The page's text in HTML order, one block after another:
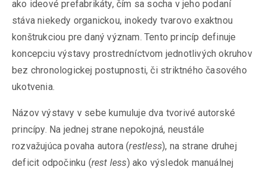
ako ideové prefabrikáty, čím sa socha v jeho podaní
stáva niekedy organickou, inokedy tvarovo exaktnou
konštrukciou pre daný význam. Tento princíp definuje
koncepciu výstavy prostredníctvom jednotlivých okruhov
bez chronologickej postupnosti, či striktného časového
ukotvenia.
Názov výstavy v sebe kumuluje dva tvorivé autorské
princípy. Na jednej strane nepokojná, neustále
rozvažujúca povaha autora (restless), na strane druhej
deficit odpočinku (rest less) ako výsledok manuálnej